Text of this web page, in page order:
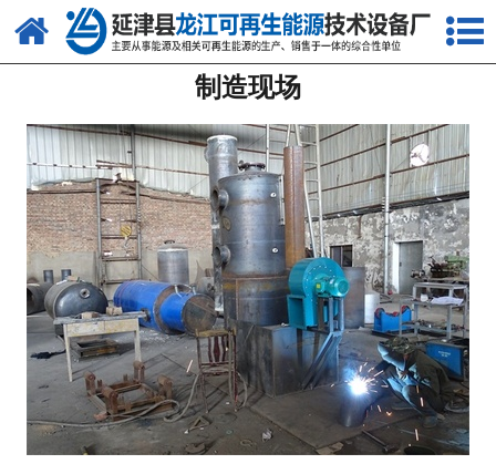
网站首页
产品中心
新闻中心
客户案例
视频中心
资质荣誉
联系我们
制造现场